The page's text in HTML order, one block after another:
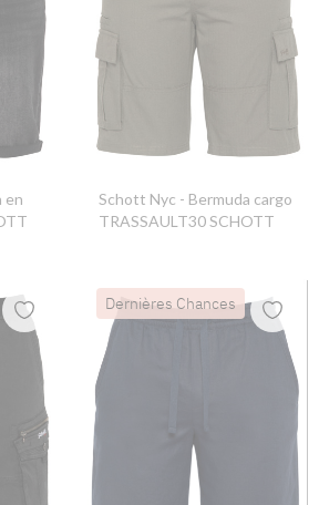
en
Schott Nyc - Bermuda cargo
TRASSAULT30 SCHOTT
Dernières Chances